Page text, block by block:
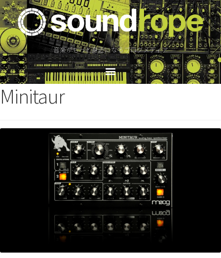
音楽がもっと身近になるブログメディア
Minitaur